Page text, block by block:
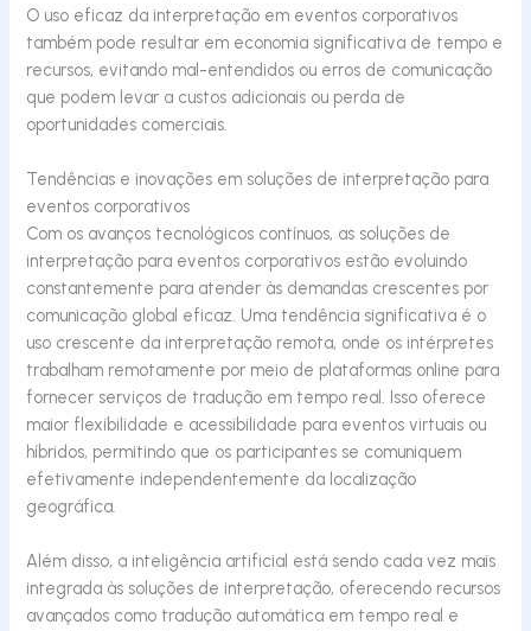
O uso eficaz da interpretação em eventos corporativos
também pode resultar em economia significativa de tempo e
recursos, evitando mal-entendidos ou erros de comunicação
que podem levar a custos adicionais ou perda de
oportunidades comerciais.
Tendências e inovações em soluções de interpretação para
eventos corporativos
Com os avanços tecnológicos contínuos, as soluções de
interpretação para eventos corporativos estão evoluindo
constantemente para atender às demandas crescentes por
comunicação global eficaz. Uma tendência significativa é o
uso crescente da interpretação remota, onde os intérpretes
trabalham remotamente por meio de plataformas online para
fornecer serviços de tradução em tempo real. Isso oferece
maior flexibilidade e acessibilidade para eventos virtuais ou
híbridos, permitindo que os participantes se comuniquem
efetivamente independentemente da localização
geográfica.
Além disso, a inteligência artificial está sendo cada vez mais
integrada às soluções de interpretação, oferecendo recursos
avançados como tradução automática em tempo real e